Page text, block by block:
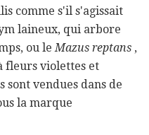
comme s'il s'agissait
laineux, qui arbore
ou le Mazus reptans ,
fleurs violettes et
sont vendues dans de
la marque